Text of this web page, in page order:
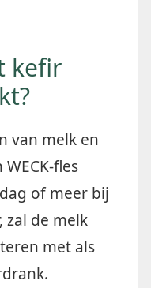
kefir
van melk en
fles
of meer bij
zal de melk
met als